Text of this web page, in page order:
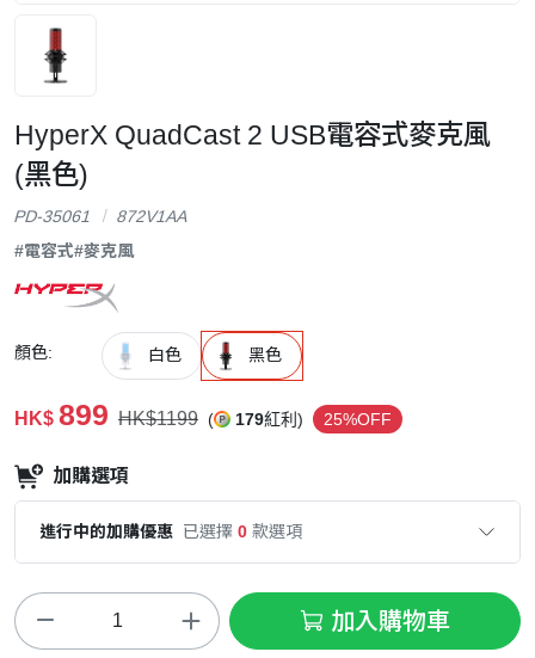
HyperX QuadCast 2 USB電容式麥克風
(黑色)
PD-35061
872V1AA
#電容式#麥克風
顏色: 白色 黑色
HK$ 899 HK$1199 ( 179紅利) 25%OFF
加購選項
進行中的加購優惠 已選擇 0 款選項
加入購物車